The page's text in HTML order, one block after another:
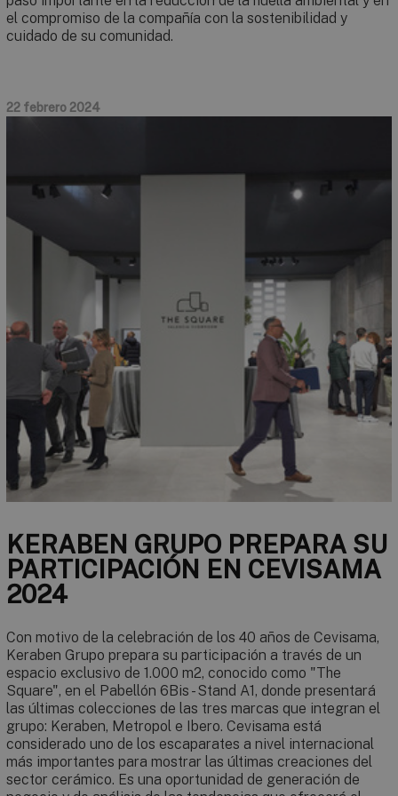
el compromiso de la compañía con la sostenibilidad y
cuidado de su comunidad.
22 febrero 2024
KERABEN GRUPO PREPARA SU
PARTICIPACIÓN EN CEVISAMA
2024
Con motivo de la celebración de los 40 años de Cevisama,
Keraben Grupo prepara su participación a través de un
espacio exclusivo de 1.000 m2, conocido como "The
Square", en el Pabellón 6Bis - Stand A1, donde presentará
las últimas colecciones de las tres marcas que integran el
grupo: Keraben, Metropol e Ibero. Cevisama está
considerado uno de los escaparates a nivel internacional
más importantes para mostrar las últimas creaciones del
sector cerámico. Es una oportunidad de generación de